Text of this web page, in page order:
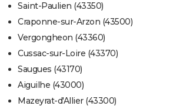
Saint-Paulien (43350)
Craponne-sur-Arzon (43500)
Vergongheon (43360)
Cussac-sur-Loire (43370)
Saugues (43170)
Aiguilhe (43000)
Mazeyrat-d'Allier (43300)